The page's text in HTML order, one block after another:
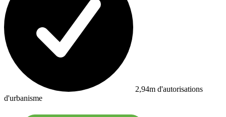
2,94m d'autorisations
d'urbanisme